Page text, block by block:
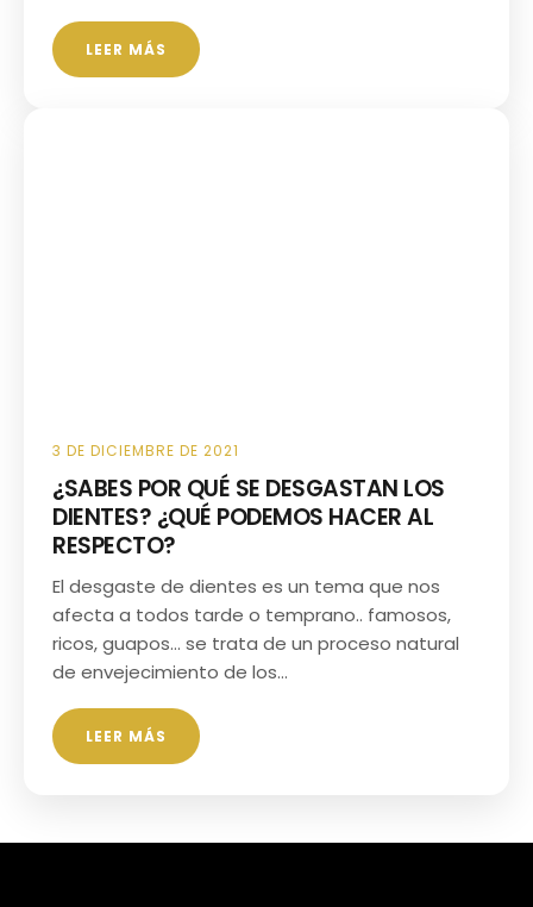
LEER MÁS
3 DE DICIEMBRE DE 2021
¿SABES POR QUÉ SE DESGASTAN LOS
DIENTES? ¿QUÉ PODEMOS HACER AL
RESPECTO?
El desgaste de dientes es un tema que nos
afecta a todos tarde o temprano.. famosos,
ricos, guapos… se trata de un proceso natural
de envejecimiento de los…
LEER MÁS